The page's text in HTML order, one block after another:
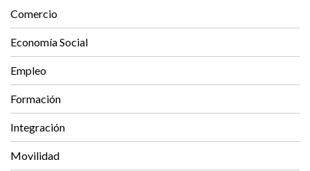
Comercio
Economía Social
Empleo
Formación
Integración
Movilidad